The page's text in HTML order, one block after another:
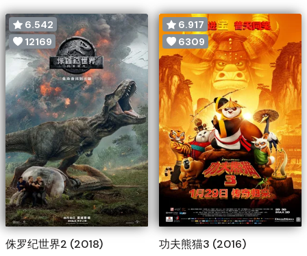
6.542
12169
侏罗纪世界2 (2018)
6.917
6309
功夫熊猫3 (2016)